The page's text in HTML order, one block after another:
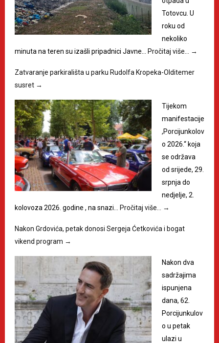
Totovcu. U
roku od
nekoliko
minuta na teren su izašli pripadnici Javne…
Pročitaj više… →
Zatvaranje parkirališta u parku Rudolfa Kropeka-Olditemer
susret →
Tijekom
manifestacije
,Porcijunkolov
o 2026.“ koja
se održava
od srijede, 29.
srpnja do
nedjelje, 2.
kolovoza 2026. godine , na snazi…
Pročitaj više… →
Nakon Grdovića, petak donosi Sergeja Ćetkovića i bogat
vikend program →
Nakon dva
sadržajima
ispunjena
dana, 62.
Porcijunkulov
o u petak
ulazi u